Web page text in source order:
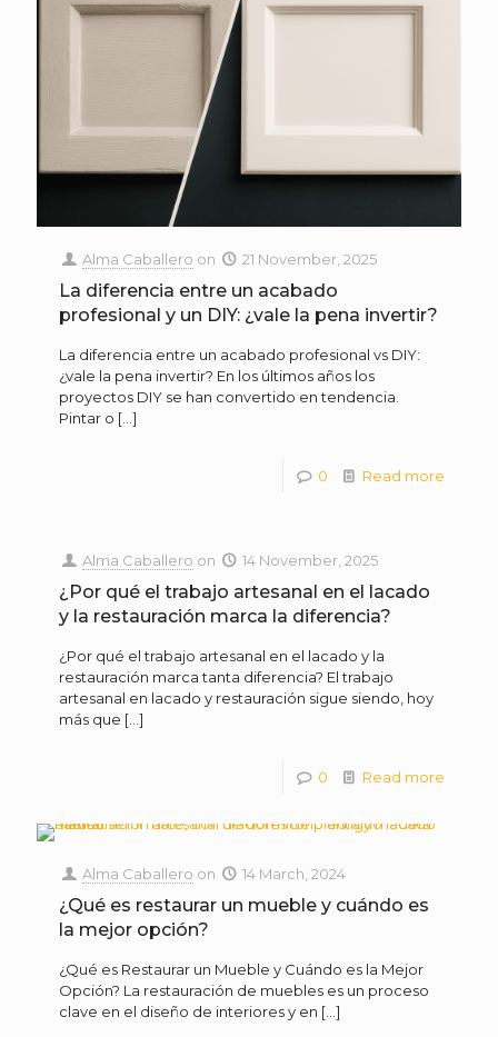
Alma Caballero on 21 November, 2025
La diferencia entre un acabado
profesional y un DIY: ¿vale la pena invertir?
La diferencia entre un acabado profesional vs DIY:
¿vale la pena invertir? En los últimos años los
proyectos DIY se han convertido en tendencia.
Pintar o […]
0 Read more
Alma Caballero on 14 November, 2025
¿Por qué el trabajo artesanal en el lacado
y la restauración marca la diferencia?
¿Por qué el trabajo artesanal en el lacado y la
restauración marca tanta diferencia? El trabajo
artesanal en lacado y restauración sigue siendo, hoy
más que […]
0 Read more
Alma Caballero on 14 March, 2024
¿Qué es restaurar un mueble y cuándo es
la mejor opción?
¿Qué es Restaurar un Mueble y Cuándo es la Mejor
Opción? La restauración de muebles es un proceso
clave en el diseño de interiores y en […]